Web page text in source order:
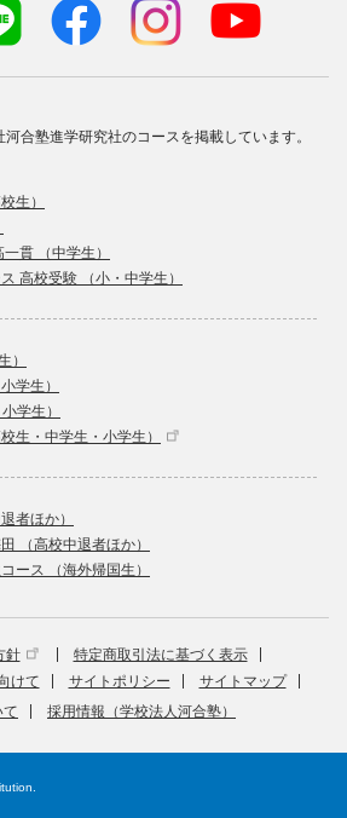
合塾進学研究社のコースを掲載しています。
生）
貫 （中学生）
高校受験 （小・中学生）
）
学生）
学生）
生・中学生・小学生）
者ほか）
（高校中退者ほか）
ース （海外帰国生）
針
特定商取引法に基づく表示
けて
サイトポリシー
サイトマップ
て
採用情報（学校法人河合塾）